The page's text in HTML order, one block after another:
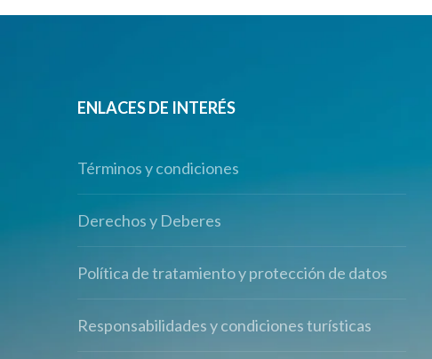
ENLACES DE INTERÉS
Términos y condiciones
Derechos y Deberes
Política de tratamiento y protección de datos
Responsabilidades y condiciones turísticas